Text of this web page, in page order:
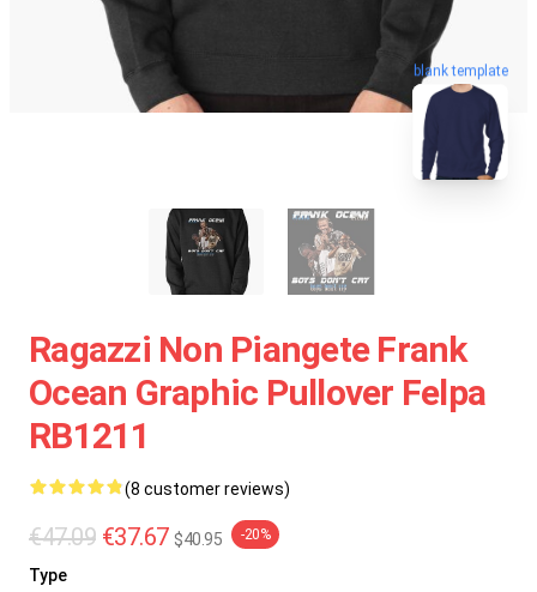
blank template
Ragazzi Non Piangete Frank
Ocean Graphic Pullover Felpa
RB1211
(8 customer reviews)
€47.09 €37.67 $40.95 -20%
Type